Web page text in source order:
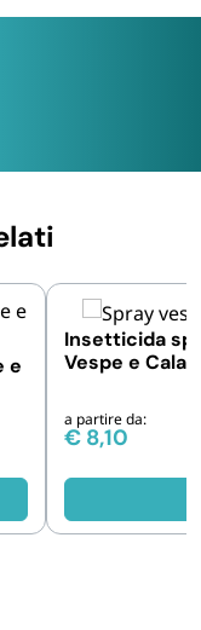
e
Insetticida
Vespe e
a partire da:
€ 8,10